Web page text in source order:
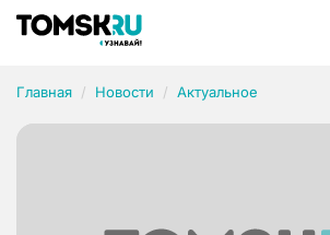
Главная Новости Актуальное